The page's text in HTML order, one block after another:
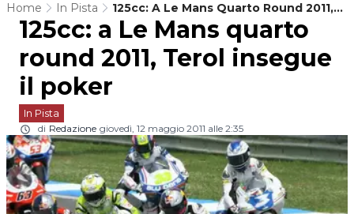
Home In Pista
125cc: A Le Mans Quarto Round 2011,
Terol Insegue Il Poker
125cc: a Le Mans quarto
round 2011, Terol insegue
il poker
In Pista
di Redazione giovedì, 12 maggio 2011 alle 2:35